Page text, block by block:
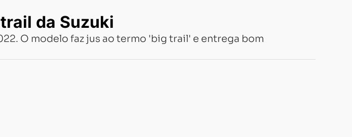
da Suzuki
O modelo faz jus ao termo 'big trail' e entrega bom